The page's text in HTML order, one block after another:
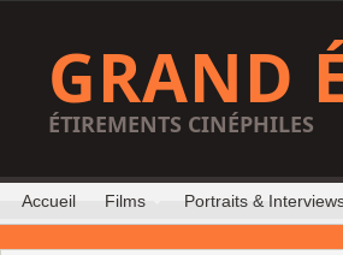
GRAND
ÉTIREMENTS CINÉPHILES
Accueil Films Portraits &